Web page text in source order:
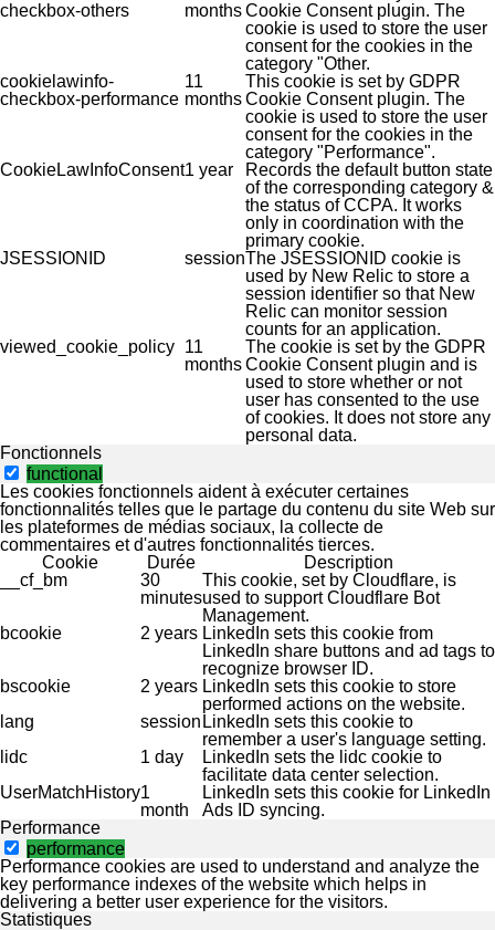
checkbox-others
monthsCookie Consent plugin. The
cookie is used to store the user
consent for the cookies in the
category "Other.
cookielawinfo-
checkbox-performance
11
months
This cookie is set by GDPR
Cookie Consent plugin. The
cookie is used to store the user
consent for the cookies in the
category "Performance".
CookieLawInfoConsent1 year
Records the default button state
of the corresponding category &
the status of CCPA. It works
only in coordination with the
primary cookie.
JSESSIONID
sessionThe JSESSIONID cookie is
used by New Relic to store a
session identifier so that New
Relic can monitor session
counts for an application.
viewed_cookie_policy 11
months
The cookie is set by the GDPR
Cookie Consent plugin and is
used to store whether or not
user has consented to the use
of cookies. It does not store any
personal data.
Fonctionnels
functional
Les cookies fonctionnels aident à exécuter certaines
fonctionnalités telles que le partage du contenu du site Web sur
les plateformes de médias sociaux, la collecte de
commentaires et d'autres fonctionnalités tierces.
Cookie
Durée
Description
__cf_bm
30
minutes
This cookie, set by Cloudflare, is
used to support Cloudflare Bot
Management.
bcookie
2 years LinkedIn sets this cookie from
LinkedIn share buttons and ad tags to
recognize browser ID.
bscookie
2 years LinkedIn sets this cookie to store
performed actions on the website.
lang
session LinkedIn sets this cookie to
remember a user's language setting.
lidc
1 day
LinkedIn sets the lidc cookie to
facilitate data center selection.
UserMatchHistory1
month
LinkedIn sets this cookie for LinkedIn
Ads ID syncing.
Performance
performance
Performance cookies are used to understand and analyze the
key performance indexes of the website which helps in
delivering a better user experience for the visitors.
Statistiques